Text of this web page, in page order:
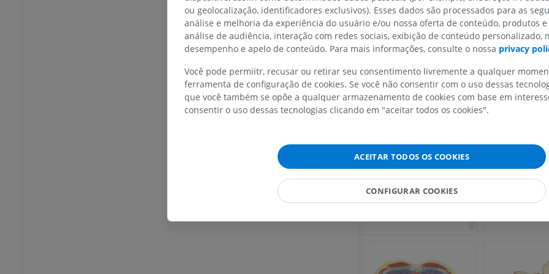
https://www.ncbi.nlm.nih.gov/books/NBK580487/
Dancker M, Lambert S, Brenner E. The
teres major muscle. J Shoulder Elbow Surg. 2015
Galeria
Membro inferior
Ilustrações
TC do tornozelo e do pé
IRM da mão
IRM
PREMIUM
superior
Radiografias
PREMIUM
Ilustrações
Arteriografia do membro
superior
Visible Human Project
IRM do joelho
Artrografia do
Artrografia CT
IRM do
IRM
ou geolocalização, identificadores exclusivos). Esses dados são processados para as
análise e melhoria da experiência do usuário e/ou nossa oferta de conteúdo, produtos e
análise de audiência, interação com redes sociais, exibição de conteúdo personalizado,
desempenho e apelo de conteúdo. Para mais informações, consulte o nossa privacy
Você pode permiitr, recusar ou retirar seu consentimento livremente a qualquer
ferramenta de configuração de cookies. Se você não consentir com o uso dessas
que você também se opõe a qualquer armazenamento de cookies com base em
consentir o uso dessas tecnologias clicando em "aceitar todos os cookies".
ACEITAR TODOS OS COOKIES
CONFIGURAR COOKIES